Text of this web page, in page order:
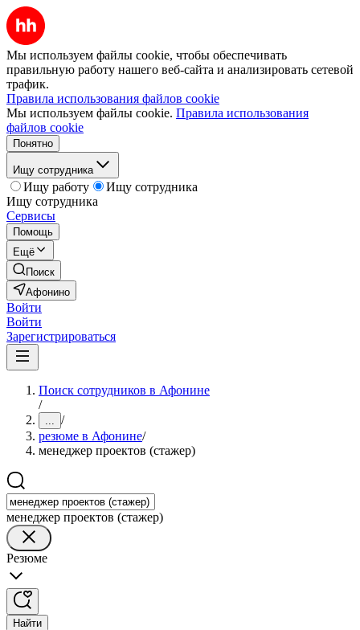
Мы используем файлы cookie, чтобы обеспечивать
правильную работу нашего веб-сайта и анализировать сетевой
трафик.
Правила использования файлов cookie
Мы используем файлы cookie. Правила использования
файлов cookie
Понятно
Ищу сотрудника
Ищу работу
Ищу сотрудника
Ищу сотрудника
Сервисы
Помощь
Ещё
Поиск
Афонино
Войти
Войти
Зарегистрироваться
Поиск сотрудников в Афонине
/
... /
резюме в Афонине/
менеджер проектов (стажер)
менеджер проектов (стажер)
Резюме
Найти